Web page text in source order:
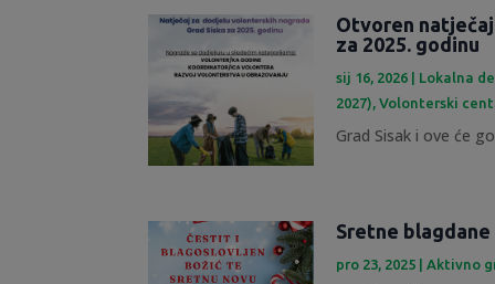
Otvoren
za 2025. godinu
sij 16, 2026 | Lokalna
2027) ,Volonterski
Grad Sisak i ove će
Sretne blagdane
pro 23, 2025 | Aktivno